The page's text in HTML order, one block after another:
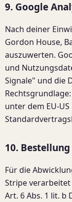
9. Google
Nach deiner
Gordon House,
auszuwerten.
und
Signale" und die
unter dem EU-
10.
Für die
Stripe
Art. 6 Abs. 1 lit. b